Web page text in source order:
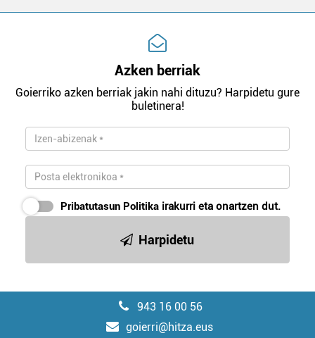
Azken berriak
Goierriko azken berriak jakin nahi dituzu? Harpidetu gure
buletinera!
Pribatutasun Politika irakurri eta onartzen dut.
Harpidetu
943 16 00 56
goierri@hitza.eus